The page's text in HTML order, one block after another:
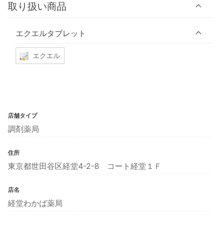
取り扱い商品
エクエルタブレット
エクエル
店舗タイプ
調剤薬局
住所
東京都世田谷区経堂4-2-8 コート経堂１Ｆ
店名
経堂わかば薬局